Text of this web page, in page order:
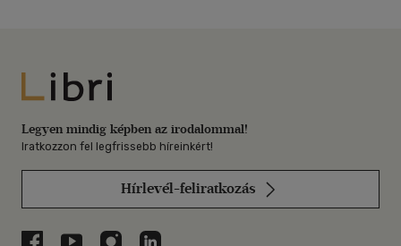
Libri
Legyen mindig képben az irodalommal!
Iratkozzon fel legfrissebb híreinkért!
Hírlevél-feliratkozás
Libri a Facebookon
Libri a Youtube-on
Libri az Instagramon
Libri a LinkedInen